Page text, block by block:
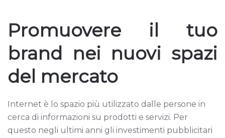
Promuovere il tuo
brand nei nuovi spazi
del mercato
Internet è lo spazio più utilizzato dalle persone in
cerca di informazioni su prodotti e servizi. Per
questo negli ultimi anni gli investimenti pubblicitari